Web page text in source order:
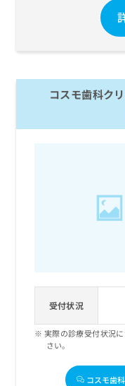
コスモ歯科ク
受付状況
実際の診療受付状況
さい。
コスモ歯